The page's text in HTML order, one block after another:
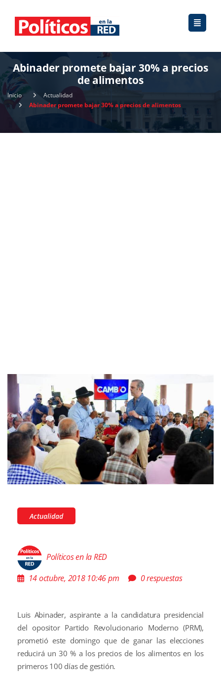
Abinader promete bajar 30% a precios
de alimentos
Inicio
Actualidad
Abinader promete bajar 30% a precios de alimentos
Actualidad
Políticos en la RED
14 octubre, 2018 10:46 pm
0 respuestas
Luis Abinader, aspirante a la candidatura presidencial
del opositor Partido Revolucionario Moderno (PRM),
prometió este domingo que de ganar las elecciones
reducirá un 30 % a los precios de los alimentos en los
primeros 100 días de gestión.